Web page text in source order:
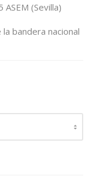
(Sevilla)
bandera nacional